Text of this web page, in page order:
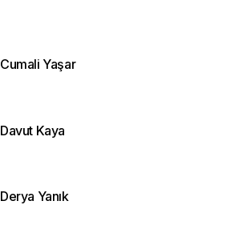
Cumali Yaşar
Davut Kaya
Derya Yanık